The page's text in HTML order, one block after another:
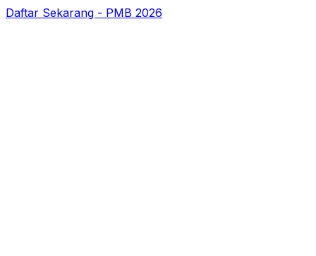
Daftar Sekarang - PMB 2026